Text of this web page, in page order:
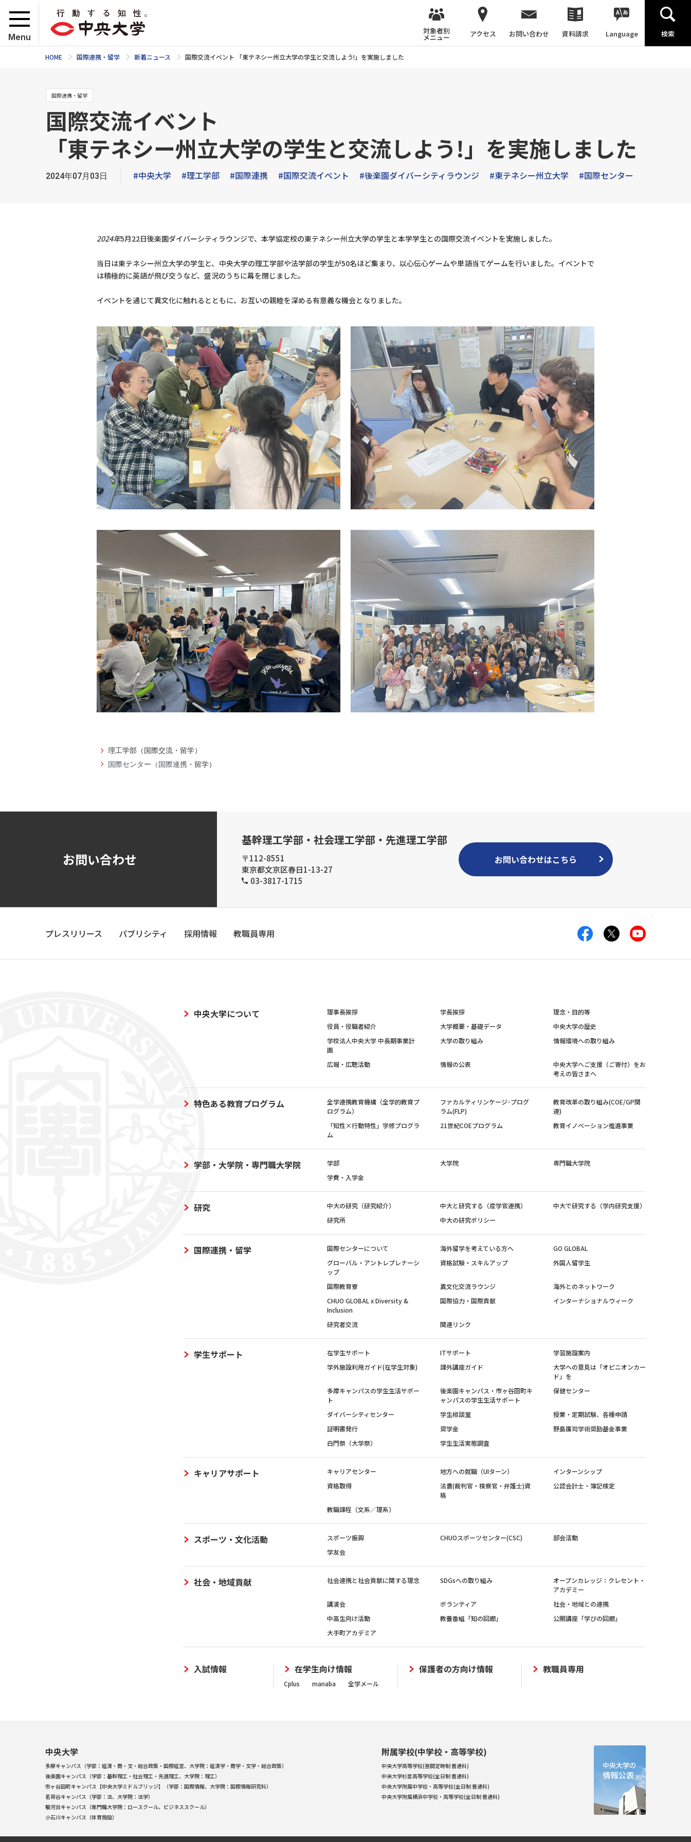
Menu
対象者別
メニュー アクセス お問い合わせ 資料請求 Language 検索
HOME 国際連携・留学 新着ニュース 国際交流イベント 「東テネシー州立大学の学生と交流しよう!」を実施しました
国際連携・留学
国際交流イベント
「東テネシー州立大学の学生と交流しよう!」を実施しました
2024年07月03日 #中央大学 #理工学部 #国際連携 #国際交流イベント #後楽園ダイバーシティラウンジ #東テネシー州立大学 #国際センター
2024年5月22日後楽園ダイバーシティラウンジで、本学協定校の東テネシー州立大学の学生と本学学生との国際交流イベントを実施しました。
当日は東テネシー州立大学の学生と、中央大学の理工学部や法学部の学生が50名ほど集まり、以心伝心ゲームや単語当てゲームを行いました。 イベントで
は積極的に英語が飛び交うなど、盛況のうちに幕を閉じました。
イベントを通じて異文化に触れるとともに、お互いの親睦を深める有意義な機会となりました。
理工学部（国際交流・留学）
国際センター（国際連携 ・留学）
お問い合わせ
基幹理工学部・社会理工学部・先進理工学部
〒112-8551
東京都文京区春日1-13-27
03-3817-1715
お問い合わせはこちら
プレスリリース パブリシティ 採用情報 教職員専用
中央大学について 理事長挨拶 学長挨拶
理念・目的等
役員・役職者紹介
大学概要・基礎データ
中央大学の歴史
学校法人中央大学 中長期事業計
画
大学の取り組み 情報環境への取り組み
広報・広聴活動 情報の公表
中央大学へご支援（ご寄付）をお
考えの皆さまへ
特色ある教育プログラム
全学連携教育機構（全学的教育プ
ログラム）
ファカルティリンケージ･プログ
ラム(FLP)
教育改革の取り組み(COE/GP関
連)
「知性×行動特性」学修プログラ
ム
21世紀COEプログラム 教育イノベーション推進事業
学部・大学院・専門職大学院 学部 大学院
専門職大学院
学費・入学金
研究 中大の研究（研究紹介） 中大と研究する（産学官連携）
中大で研究する（学内研究支援）
研究所
中大の研究ポリシー
国際連携・留学 国際センターについて 海外留学を考えている方へ
GO GLOBAL
グローバル・アントレプレナーシ
ップ
資格試験・スキルアップ 外国人留学生
国際教育寮 異文化交流ラウンジ
海外とのネットワーク
CHUO GLOBAL x Diversity &
Inclusion
国際協力・国際貢献 インターナショナルウィーク
研究者交流 関連リンク
学生サポート 在学生サポート ITサポート
学習施設案内
学外施設利用ガイド(在学生対象)
課外講座ガイド
大学への意見は「オピニオンカー
ド」を
多摩キャンパスの学生生活サポー
ト
後楽園キャンパス・市ヶ谷田町キ
ャンパスの学生生活サポート
保健センター
ダイバーシティセンター 学生相談室
授業・定期試験、各種申請
証明書発行
奨学金
野島廣司学術奨励基金事業
白門祭（大学祭）
学生生活実態調査
キャリアサポート キャリアセンター 地方への就職（UIターン）
インターンシップ
資格取得
法曹(裁判官・検察官・弁護士)資
格
公認会計士・簿記検定
教職課程（文系／理系）
スポーツ・文化活動 スポーツ振興 CHUOスポーツセンター(CSC)
部会活動
学友会
社会・地域貢献 社会連携と社会貢献に関する理念 SDGsへの取り組み
オープンカレッジ：クレセント・
アカデミー
講演会
ボランティア
社会・地域との連携
中高生向け活動
教養番組「知の回廊」
公開講座「学びの回廊」
大手町アカデミア
入試情報 在学生向け情報
Cplus manaba 全学メール
保護者の方向け情報 教職員専用
中央大学
多摩キャンパス（学部：経済・商・文・総合政策・国際経営、大学院：経済学・商学・文学・総合政策）
後楽園キャンパス（学部：基幹理工・社会理工・先進理工、大学院：理工）
市ヶ谷田町キャンパス【中央大学ミドルブリッジ】（学部：国際情報、大学院：国際情報研究科）
茗荷谷キャンパス（学部：法、大学院：法学）
駿河台キャンパス（専門職大学院：ロースクール、ビジネススクール）
小石川キャンパス（体育施設）
附属学校(中学校・高等学校)
中央大学高等学校(昼間定時制 普通科)
中央大学杉並高等学校(全日制 普通科)
中央大学附属中学校・高等学校(全日制 普通科)
中央大学附属横浜中学校・高等学校(全日制 普通科)